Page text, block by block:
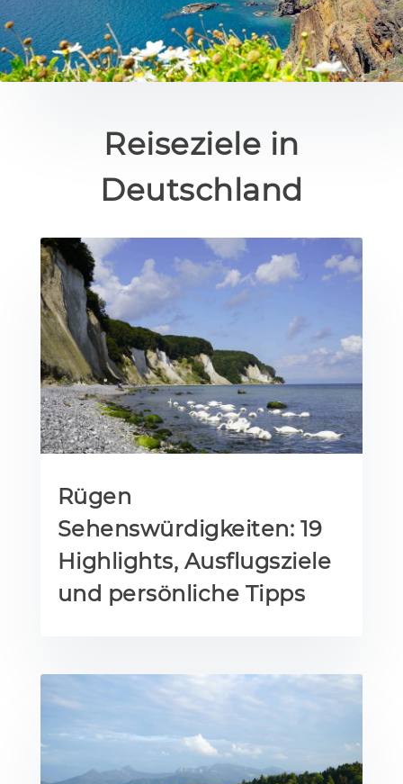
Reiseziele in
Deutschland
Rügen
Sehenswürdigkeiten: 19
Highlights, Ausflugsziele
und persönliche Tipps